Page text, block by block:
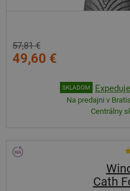
57,81 €
49,60 €
SKLADOM
Na predajni v
Centrálny
Cath